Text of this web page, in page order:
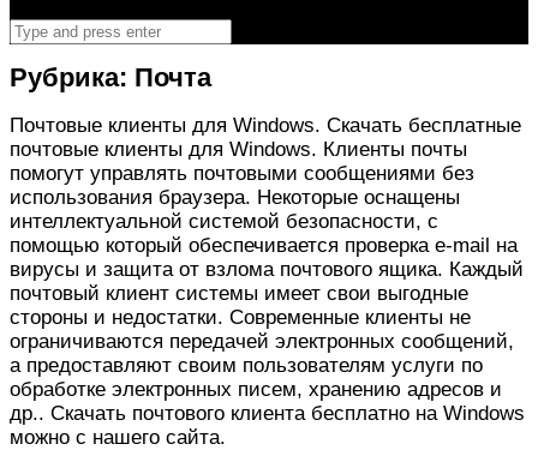
Поиск
Рубрика: Почта
Почтовые клиенты для Windows. Скачать бесплатные
почтовые клиенты для Windows. Клиенты почты
помогут управлять почтовыми сообщениями без
использования браузера. Некоторые оснащены
интеллектуальной системой безопасности, с
помощью который обеспечивается проверка e-mail на
вирусы и защита от взлома почтового ящика. Каждый
почтовый клиент системы имеет свои выгодные
стороны и недостатки. Современные клиенты не
ограничиваются передачей электронных сообщений,
а предоставляют своим пользователям услуги по
обработке электронных писем, хранению адресов и
др.. Скачать почтового клиента бесплатно на Windows
можно с нашего сайта.